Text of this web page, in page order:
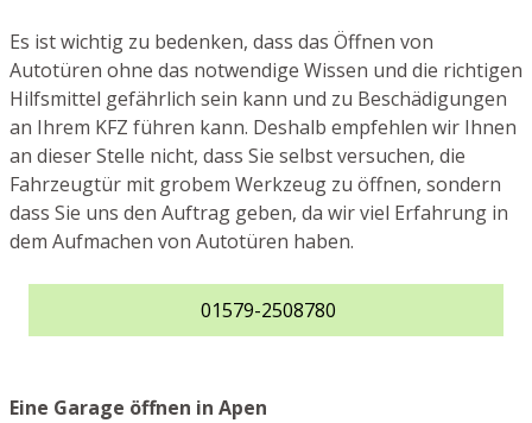
Es ist wichtig zu bedenken, dass das Öffnen von
Autotüren ohne das notwendige Wissen und die richtigen
Hilfsmittel gefährlich sein kann und zu Beschädigungen
an Ihrem KFZ führen kann. Deshalb empfehlen wir Ihnen
an dieser Stelle nicht, dass Sie selbst versuchen, die
Fahrzeugtür mit grobem Werkzeug zu öffnen, sondern
dass Sie uns den Auftrag geben, da wir viel Erfahrung in
dem Aufmachen von Autotüren haben.
01579-2508780
Eine Garage öffnen in Apen